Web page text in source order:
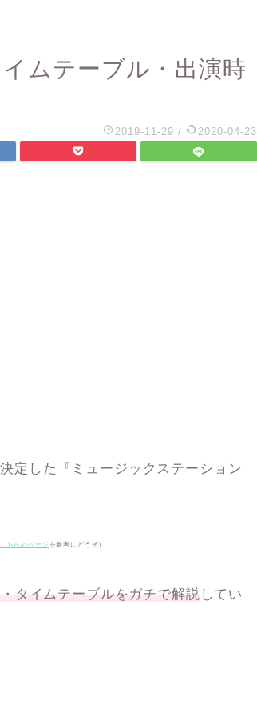
ムテーブル・出演時
2019-11-29 / 2020-04-23
定した
『ミュージックステーション
こちらのページ を参考にどうぞ）
タイムテーブルをガチで解説 してい